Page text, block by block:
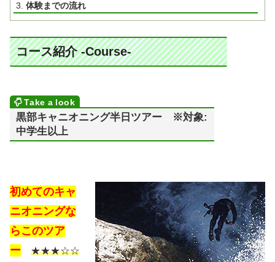
体験までの流れ
コース紹介 -Course-
黒部キャニオニング半日ツアー ※対象:
中学生以上
初めてのキャ
ニオニングな
らこのツア
ー
★★★☆☆